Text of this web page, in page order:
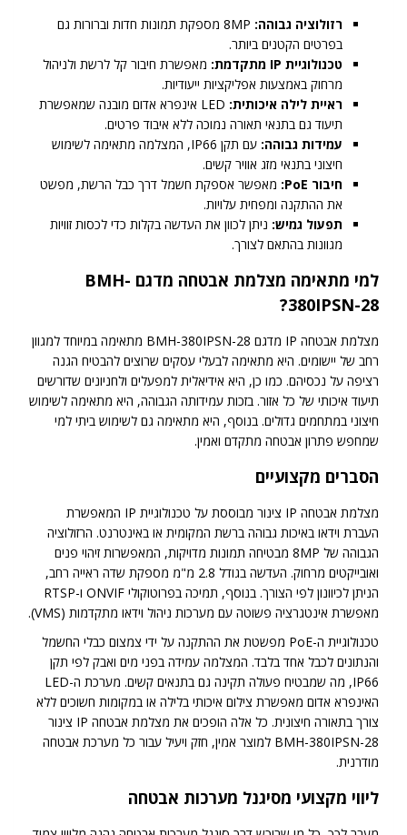
רזולוציה גבוהה:
8MP מספקת תמונות חדות וברורות גם
בפרטים הקטנים ביותר.
טכנולוגיית IP מתקדמת:
מאפשרת חיבור קל לרשת ולניהול
מרחוק באמצעות אפליקציות ייעודיות.
ראיית לילה איכותית:
LED אינפרא אדום מובנה שמאפשרת
תיעוד גם בתנאי תאורה נמוכה ללא איבוד פרטים.
עמידות גבוהה:
עם תקן IP66, המצלמה מתאימה לשימוש
חיצוני בתנאי מזג אוויר קשים.
חיבור PoE:
מאפשר אספקת חשמל דרך כבל הרשת, מפשט
את ההתקנה ומפחית עלויות.
תפעול גמיש: ניתן לכוון את העדשה בקלות כדי לכסות זוויות
מגוונות בהתאם לצורך.
למי מתאימה מצלמת אבטחה מדגם BMH-
380IPSN-28?
מצלמת אבטחה IP מדגם BMH-380IPSN-28 מתאימה במיוחד למגוון
רחב של יישומים. היא מתאימה לבעלי עסקים שרוצים להבטיח הגנה
רציפה על נכסיהם. כמו כן, היא אידיאלית למפעלים ולחניונים שדורשים
תיעוד איכותי של כל אזור. בזכות עמידותה הגבוהה, היא מתאימה לשימוש
חיצוני במתחמים גדולים. בנוסף, היא מתאימה גם לשימוש ביתי למי
שמחפש פתרון אבטחה מתקדם ואמין.
הסברים מקצועיים
מצלמת אבטחה IP צינור מבוססת על טכנולוגיית IP המאפשרת
העברת וידאו באיכות גבוהה ברשת המקומית או באינטרנט. הרזולוציה
הגבוהה של 8MP מבטיחה תמונות מדויקות, המאפשרות זיהוי פנים
ואובייקטים מרחוק. העדשה בגודל 2.8 מ"מ מספקת שדה ראייה רחב,
הניתן לכיוונון לפי הצורך. בנוסף, תמיכה בפרוטוקולי ONVIF ו-RTSP
מאפשרת אינטגרציה פשוטה עם מערכות ניהול וידאו מתקדמות (VMS).
טכנולוגיית ה-PoE מפשטת את ההתקנה על ידי צמצום כבלי החשמל
והנתונים לכבל אחד בלבד. המצלמה עמידה בפני מים ואבק לפי תקן
IP66, מה שמבטיח פעולה תקינה גם בתנאים קשים. מערכת ה-LED
האינפרא אדום מאפשרת צילום איכותי בלילה או במקומות חשוכים ללא
צורך בתאורה חיצונית. כל אלה הופכים את מצלמת אבטחה IP צינור
BMH-380IPSN-28 למוצר אמין, חזק ויעיל עבור כל מערכת אבטחה
מודרנית.
ליווי מקצועי מסיגנל מערכות אבטחה